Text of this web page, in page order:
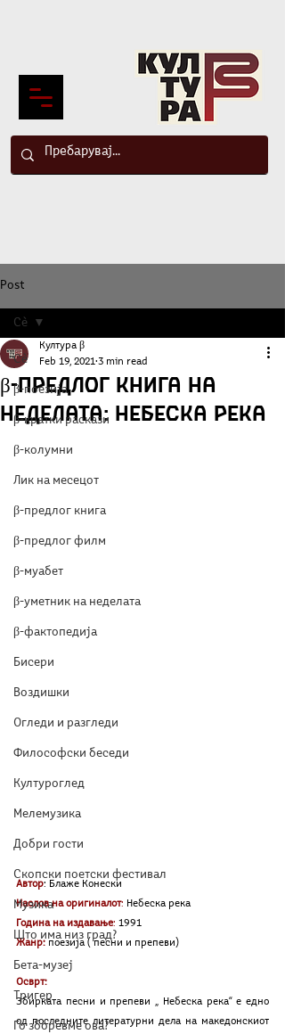
Post
Сè
β-поезија
β-кратки раскази
β-колумни
Лик на месецот
β-предлог книга
β-предлог филм
β-муабет
β-уметник на неделата
β-фактопедија
Бисери
Воздишки
Огледи и разгледи
Философски беседи
Културоглед
Мелемузика
Добри гости
Скопски поетски фестивал
Музика
Што има низ град?
Бета-музеј
Тригер
Го зборевме ова?
Сè
β-Предлог книга на
неделата: Небеска река
Култура β
Feb 19, 2021 3 min read
Автор: Блаже Конески
Наслов на оригиналот: Небеска река
Година на издавање: 1991
Жанр: поезија ( песни и препеви)
Осврт:
Збирката песни и препеви „ Небеска река“ е едно
од последните литературни дела на македонскиот